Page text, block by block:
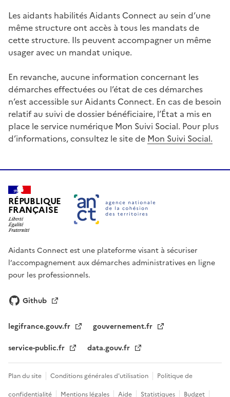
Les aidants habilités Aidants Connect au sein d’une
même structure ont accès à tous les mandats de
cette structure. Ils peuvent accompagner un même
usager avec un mandat unique.
En revanche, aucune information concernant les
démarches effectuées ou l’état de ces démarches
n’est accessible sur Aidants Connect. En cas de besoin
relatif au suivi de dossier bénéficiaire, l’État a mis en
place le service numérique Mon Suivi Social. Pour plus
d’informations, consultez le site de Mon Suivi Social.
RÉPUBLIQUE
FRANÇAISE
Aidants Connect est une plateforme visant à sécuriser
l’accompagnement aux démarches administratives en ligne
pour les professionnels.
Github
legifrance.gouv.fr
gouvernement.fr
service-public.fr
data.gouv.fr
Plan du site Conditions générales d'utilisation
Politique de
confidentialité
Mentions légales Aide Statistiques Budget